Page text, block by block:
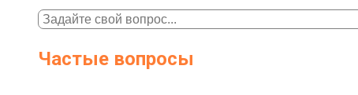
Частые вопросы